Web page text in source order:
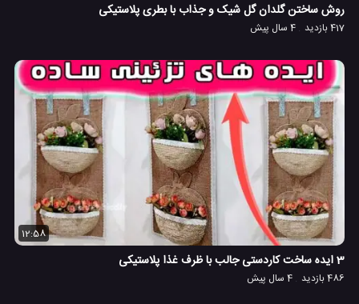
روش ساختن گلدان گل شیک و جذاب با بطری پلاستیکی
417 بازدید 4 سال پیش
12:58
3 ایده ساخت کاردستی جالب با ظرف غذا پلاستیکی
486 بازدید 4 سال پیش